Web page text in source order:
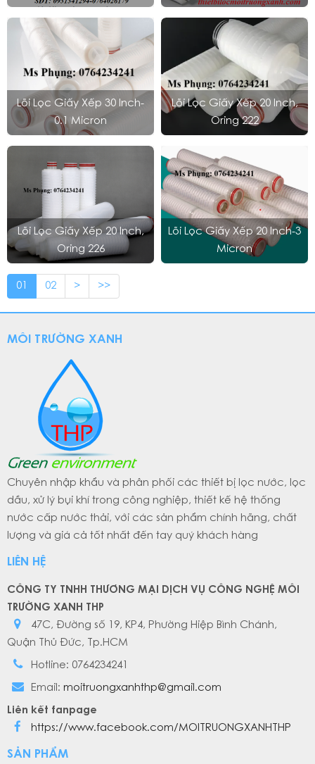
Lõi Lọc Giấy Xếp 30 Inch-
0.1 Micron
Lõi Lọc Giấy Xếp 20 Inch,
Oring 222
Lõi Lọc Giấy Xếp 20 Inch,
Oring 226
Lõi Lọc Giấy Xếp 20 Inch-3
Micron
01 02 > >>
MÔI TRƯỜNG XANH
Chuyên nhập khẩu và phân phối các thiết bị lọc nước, lọc
dầu, xử lý bụi khí trong công nghiệp, thiết kế hệ thống
nước cấp nước thải, với các sản phẩm chính hãng, chất
lượng và giá cả tốt nhất đến tay quý khách hàng
LIÊN HỆ
CÔNG TY TNHH THƯƠNG MẠI DỊCH VỤ CÔNG NGHỆ MÔI
TRƯỜNG XANH THP
47C, Đường số 19, KP4, Phường Hiệp Bình Chánh,
Quận Thủ Đức, Tp.HCM
Hotline: 0764234241
Email: moitruongxanhthp@gmail.com
Liên kết fanpage
https://www.facebook.com/MOITRUONGXANHTHP
SẢN PHẨM